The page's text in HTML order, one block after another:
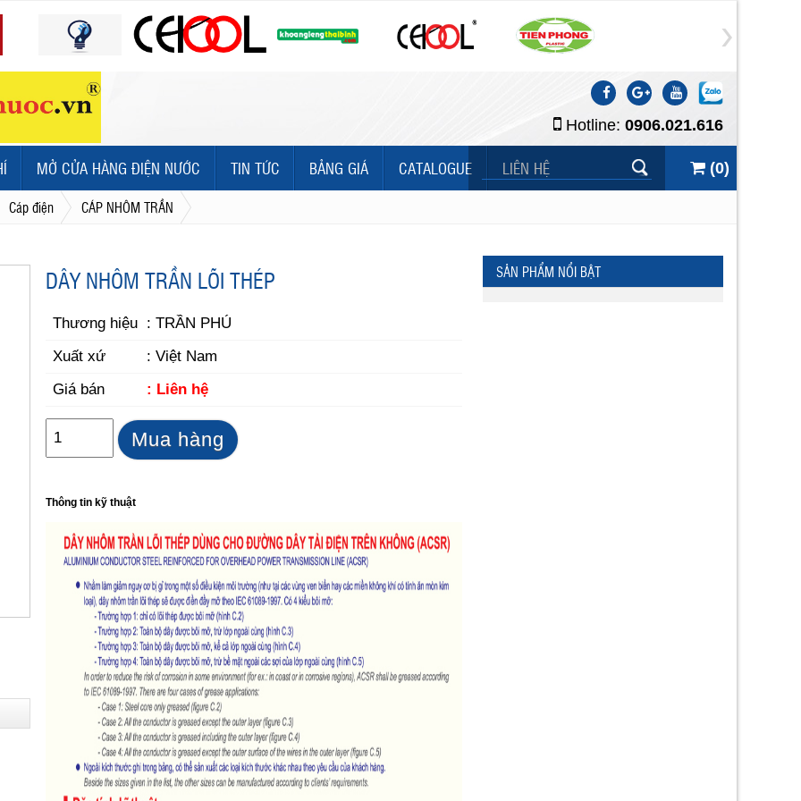
Hotline: 0906.021.616
MỞ CỬA HÀNG ĐIỆN NƯỚC TIN TỨC BẢNG GIÁ CATALOGUE LIÊN HỆ (0)
Cáp điện CÁP NHÔM TRẦN
DÂY NHÔM TRẦN LÕI THÉP
Thương hiệu : TRẦN PHÚ
Xuất xứ
: Việt Nam
Giá bán
: Liên hệ
Mua hàng
Thông tin kỹ thuật
SẢN PHẨM NỔI BẬT